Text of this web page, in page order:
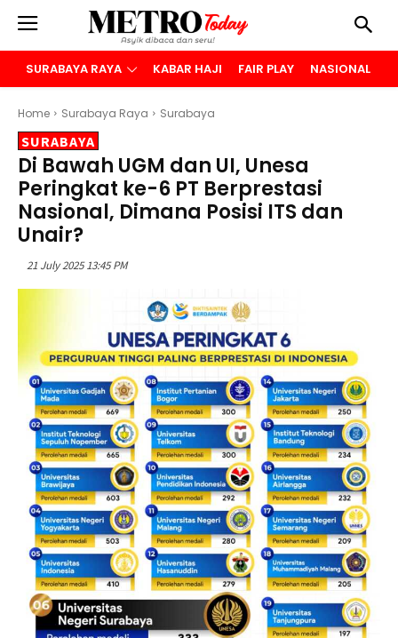
SURABAYA RAYA KABAR HAJI FAIR PLAY NASIONAL
Home Surabaya Raya Surabaya
SURABAYA
Di Bawah UGM dan UI, Unesa
Peringkat ke-6 PT Berprestasi
Nasional, Dimana Posisi ITS dan
Unair?
21 July 2025 13:45 PM